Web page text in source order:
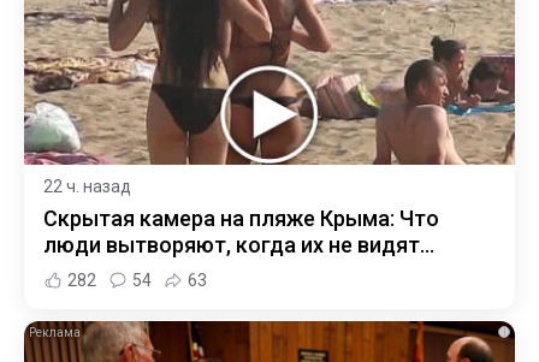
22 ч. назад
Скрытая камера на пляже Крыма: Что
люди вытворяют, когда их не видят...
282 54 63
i